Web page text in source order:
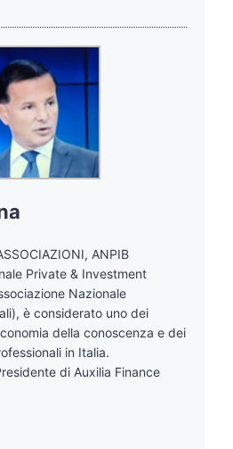
ANPIB
Private & Investment
Nazionale
è considerato uno dei
della conoscenza e dei
in Italia.
di Auxilia Finance